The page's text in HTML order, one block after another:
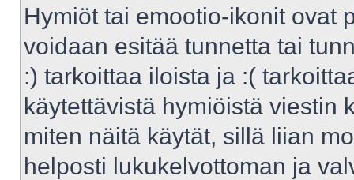
Hymiöt tai emootio-ikonit ovat
voidaan esitää tunnetta tai
:) tarkoittaa iloista ja :(
käytettävistä hymiöistä viestin
miten näitä käytät, sillä liian
helposti lukukelvottoman ja